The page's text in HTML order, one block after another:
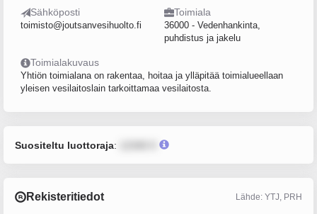
Sähköposti
toimisto@joutsanvesihuolto.fi
Toimiala
36000 - Vedenhankinta,
puhdistus ja jakelu
Toimialakuvaus
Yhtiön toimialana on rakentaa, hoitaa ja ylläpitää toimialueellaan
yleisen vesilaitoslain tarkoittamaa vesilaitosta.
Suositeltu luottoraja:
Rekisteritiedot Lähde: YTJ, PRH